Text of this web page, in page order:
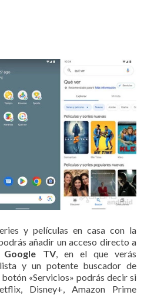
y películas en casa con la
añadir un acceso directo a
TV, en el que verás
y un potente buscador de
botón «Servicios» podrás decir si
Disney+, Amazon Prime